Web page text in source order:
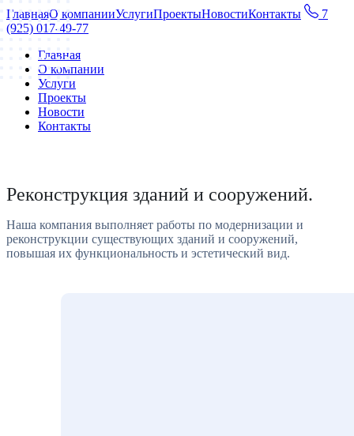
ГлавнаяО компанииУслугиПроектыНовостиКонтакты
7
(925) 017-49-77
Главная
О компании
Услуги
Проекты
Новости
Контакты
Реконструкция зданий и сооружений.
Наша компания выполняет работы по модернизации и
реконструкции существующих зданий и сооружений,
повышая их функциональность и эстетический вид.